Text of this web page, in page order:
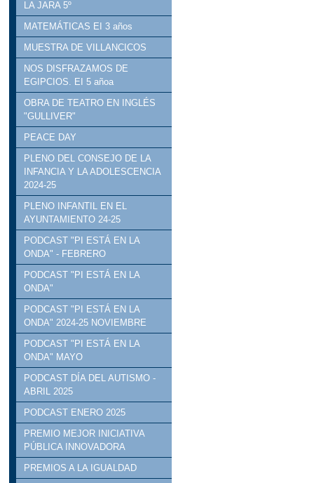
LA JARA 5º
MATEMÁTICAS EI 3 años
MUESTRA DE VILLANCICOS
NOS DISFRAZAMOS DE
EGIPCIOS. EI 5 añoa
OBRA DE TEATRO EN INGLÉS
"GULLIVER"
PEACE DAY
PLENO DEL CONSEJO DE LA
INFANCIA Y LA ADOLESCENCIA
2024-25
PLENO INFANTIL EN EL
AYUNTAMIENTO 24-25
PODCAST "PI ESTÁ EN LA
ONDA" - FEBRERO
PODCAST "PI ESTÁ EN LA
ONDA"
PODCAST "PI ESTÁ EN LA
ONDA" 2024-25 NOVIEMBRE
PODCAST "PI ESTÁ EN LA
ONDA" MAYO
PODCAST DÍA DEL AUTISMO -
ABRIL 2025
PODCAST ENERO 2025
PREMIO MEJOR INICIATIVA
PÚBLICA INNOVADORA
PREMIOS A LA IGUALDAD